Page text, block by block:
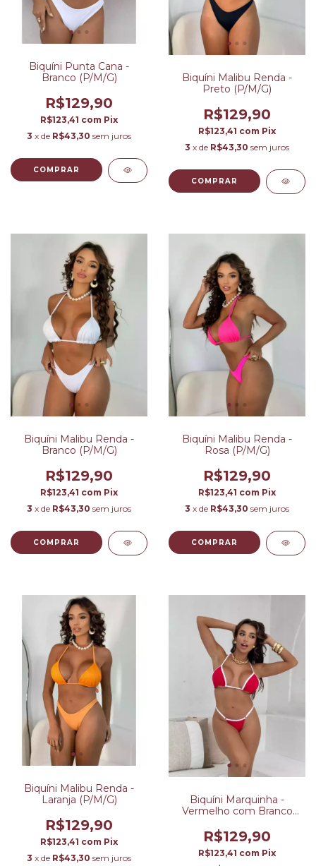
Biquíni Punta Cana -
Branco (P/M/G)
R$129,90
R$123,41 com Pix
3 x de R$43,30 sem juros
COMPRAR
Biquíni Malibu Renda -
Preto (P/M/G)
R$129,90
R$123,41 com Pix
3 x de R$43,30 sem juros
COMPRAR
Biquíni Malibu Renda -
Branco (P/M/G)
R$129,90
R$123,41 com Pix
3 x de R$43,30 sem juros
COMPRAR
Biquíni Malibu Renda -
Rosa (P/M/G)
R$129,90
R$123,41 com Pix
3 x de R$43,30 sem juros
COMPRAR
Biquíni Malibu Renda -
Laranja (P/M/G)
R$129,90
R$123,41 com Pix
3 x de R$43,30 sem juros
Biquíni Marquinha -
Vermelho com Branco
R$129,90
R$123,41 com Pix